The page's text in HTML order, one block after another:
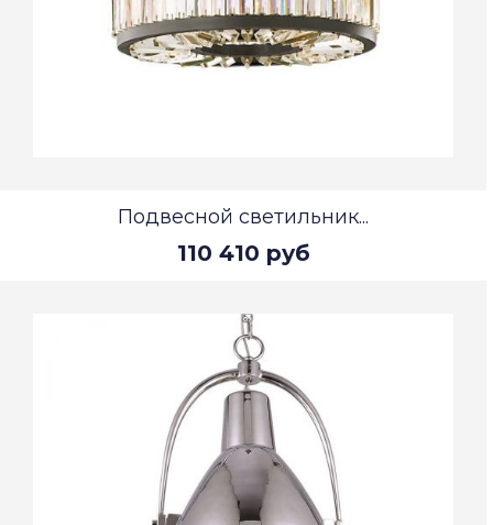
Подвесной светильник...
110 410 руб